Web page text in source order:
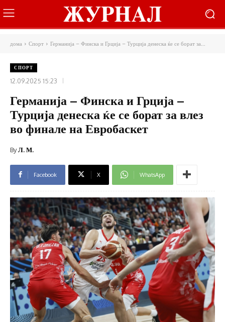
дома Спорт Германија – Финска и Грција – Турција денеска ќе се борат за...
СПОРТ
12.09.2025 15:23
Германија – Финска и Грција –
Турција денеска ќе се борат за влез
во финале на Евробаскет
ByЛ. М.
Facebook X WhatsApp